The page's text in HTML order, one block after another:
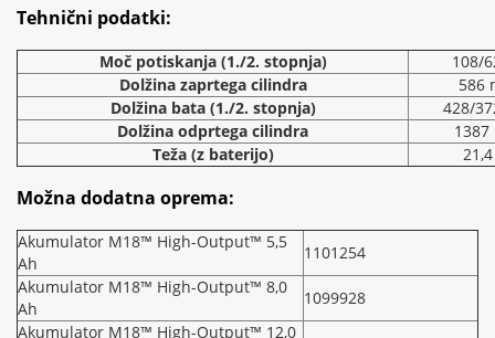
Tehnični podatki:
Moč potiskanja (1./2. stopnja)
108/
Dolžina zaprtega cilindra
586
Dolžina bata (1./2. stopnja)
428/
Dolžina odprtega cilindra
Teža (z baterijo)
Možna dodatna oprema:
Akumulator M18™ High-Output™ 5,5
Ah
1101254
Akumulator M18™ High-Output™ 8,0
Ah
1099928
Akumulator M18™ High-Output™ 12,0